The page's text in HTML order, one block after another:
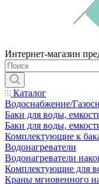
Интернет-магазин
Каталог
Водоснабжение/
Баки для воды,
Баки для воды,
Комплектующие к
Водонагреватели
Водонагреватели
Комплектующие для
Краны мгновенного